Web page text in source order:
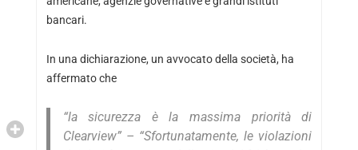
bancari.
In una dichiarazione, un avvocato della società, ha
affermato che
“la sicurezza è la massima priorità di
Clearview” – “Sfortunatamente, le violazioni